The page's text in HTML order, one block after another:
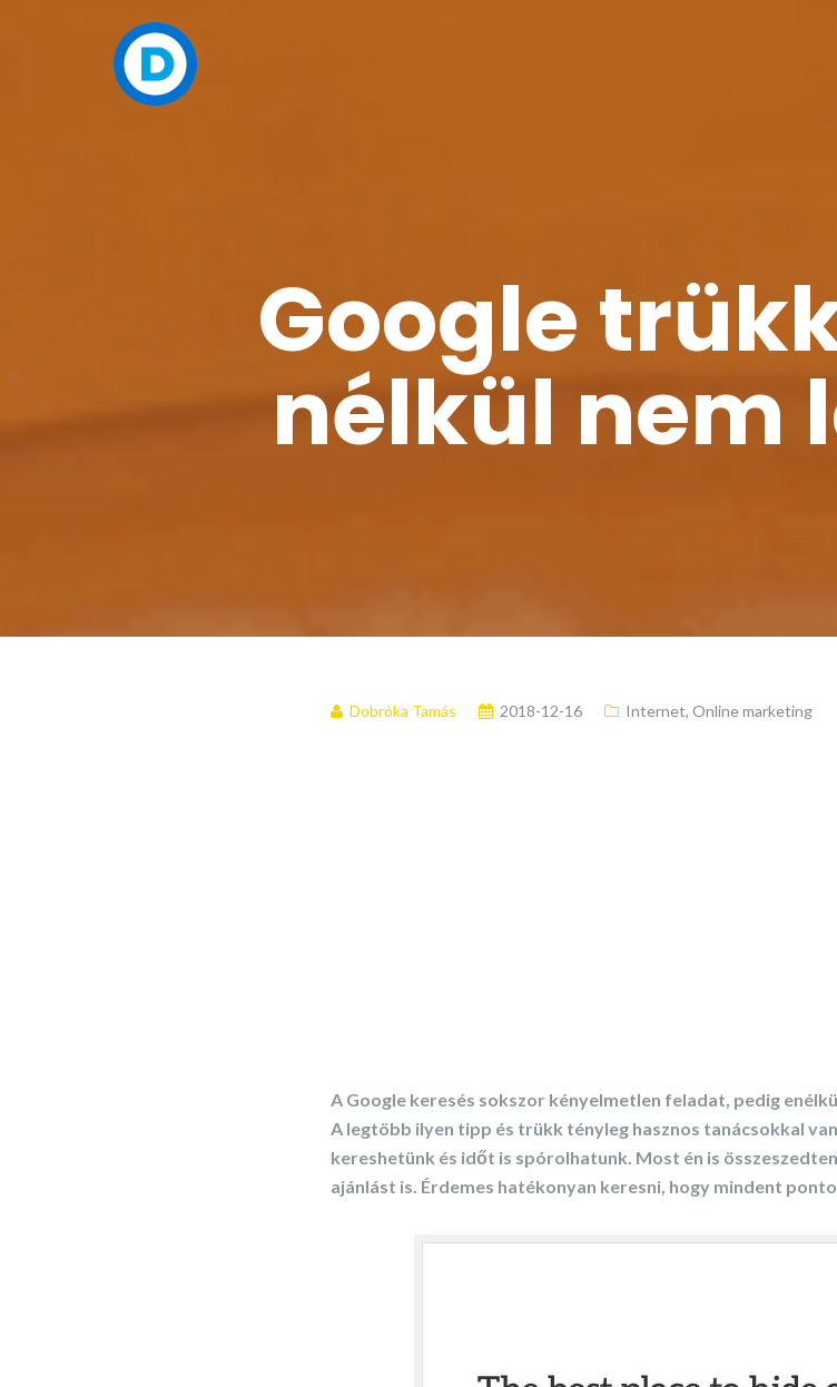
Google
nélkül nem
Dobróka Tamás 2018-12-16 Internet, Online marketing
A Google keresés sokszor kényelmetlen feladat, pedig
A legtöbb ilyen tipp és trükk tényleg hasznos tanácsokkal
kereshetünk és időt is spórolhatunk. Most én is
ajánlást is. Érdemes hatékonyan keresni, hogy mindent